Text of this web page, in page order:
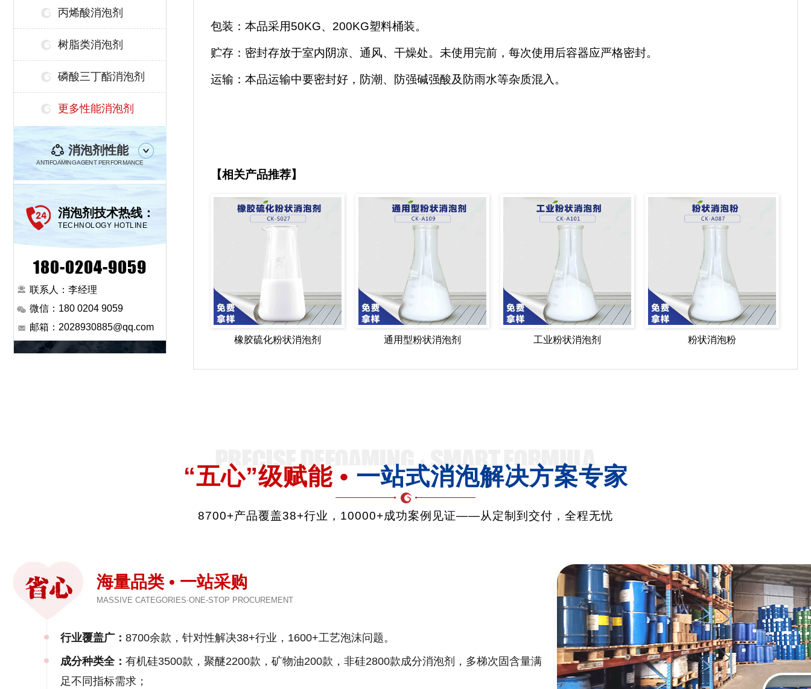
丙烯酸消泡剂
树脂类消泡剂
磷酸三丁酯消泡剂
更多性能消泡剂
消泡剂性能
ANTIFOAMING AGENT PERFORMANCE
消泡剂技术热线：
TECHNOLOGY HOTLINE
180-0204-9059
联系人：李经理
微信：180 0204 9059
邮箱：2028930885@qq.com
包装：本品采用50KG、200KG塑料桶装。
贮存：密封存放于室内阴凉、通风、干燥处。未使用完前，每次使用后容器应严格密封。
运输：本品运输中要密封好，防潮、防强碱强酸及防雨水等杂质混入。
【相关产品推荐】
橡胶硫化粉状消泡剂 通用型粉状消泡剂 工业粉状消泡剂 粉状消泡粉
“五心”级赋能 • 一站式消泡解决方案专家
8700+产品覆盖38+行业，10000+成功案例见证——从定制到交付，全程无忧
海量品类 • 一站采购
MASSIVE CATEGORIES·ONE-STOP PROCUREMENT
行业覆盖广： 8700余款，针对性解决38+行业，1600+工艺泡沫问题。
成分种类全： 有机硅3500款，聚醚2200款，矿物油200款，非硅2800款成分消泡剂，多梯次固含量满
足不同指标需求；